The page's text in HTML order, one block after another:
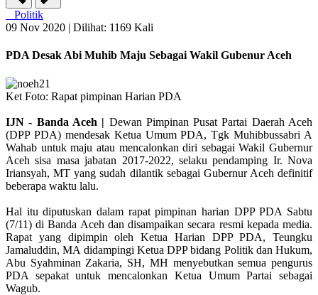
Politik
09 Nov 2020 | Dilihat: 1169 Kali
PDA Desak Abi Muhib Maju Sebagai Wakil Gubenur Aceh
Ket Foto: Rapat pimpinan Harian PDA
IJN - Banda Aceh | Dewan Pimpinan Pusat Partai Daerah Aceh
(DPP PDA) mendesak Ketua Umum PDA, Tgk Muhibbussabri A
Wahab untuk maju atau mencalonkan diri sebagai Wakil Gubernur
Aceh sisa masa jabatan 2017-2022, selaku pendamping Ir. Nova
Iriansyah, MT yang sudah dilantik sebagai Gubernur Aceh definitif
beberapa waktu lalu.
Hal itu diputuskan dalam rapat pimpinan harian DPP PDA Sabtu
(7/11) di Banda Aceh dan disampaikan secara resmi kepada media.
Rapat yang dipimpin oleh Ketua Harian DPP PDA, Teungku
Jamaluddin, MA didampingi Ketua DPP bidang Politik dan Hukum,
Abu Syahminan Zakaria, SH, MH menyebutkan semua pengurus
PDA sepakat untuk mencalonkan Ketua Umum Partai sebagai
Wagub.